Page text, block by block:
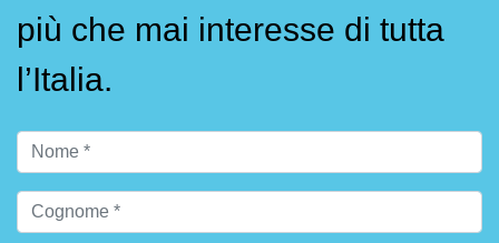
più che mai interesse di tutta
l’Italia.